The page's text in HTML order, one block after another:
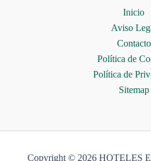
Inicio
Aviso
Contacto
Política de
Política de
Sitemap
Copyright © 2026 HOTELES